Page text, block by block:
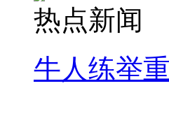
热点新闻
牛人练举